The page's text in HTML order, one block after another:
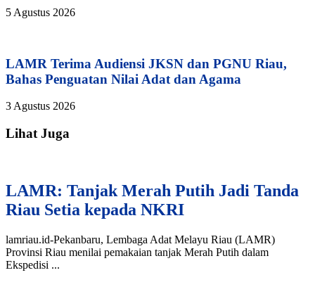
5 Agustus 2026
LAMR Terima Audiensi JKSN dan PGNU Riau,
Bahas Penguatan Nilai Adat dan Agama
3 Agustus 2026
Lihat Juga
LAMR: Tanjak Merah Putih Jadi Tanda
Riau Setia kepada NKRI
lamriau.id-Pekanbaru, Lembaga Adat Melayu Riau (LAMR)
Provinsi Riau menilai pemakaian tanjak Merah Putih dalam
Ekspedisi ...